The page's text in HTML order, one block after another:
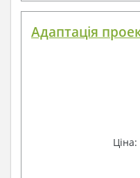
Адаптація
Ціна: